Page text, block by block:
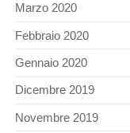
Marzo 2020
Febbraio 2020
Gennaio 2020
Dicembre 2019
Novembre 2019